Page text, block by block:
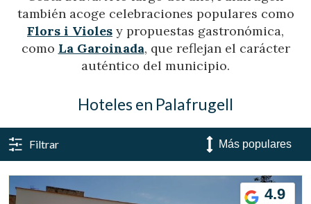
también acoge celebraciones populares como
Flors i Violes y propuestas gastronómica,
como La Garoinada, que reflejan el carácter
auténtico del municipio.
Hoteles en Palafrugell
Filtrar
4.9